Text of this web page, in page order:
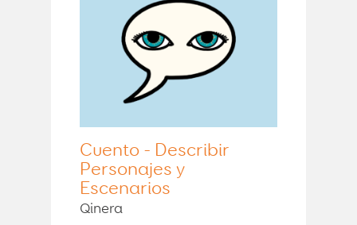
Cuento - Describir
Personajes y
Escenarios
Qinera